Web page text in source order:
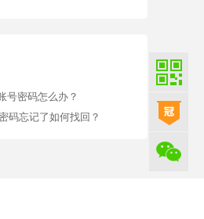
号密码怎么办？
码忘记了如何找回？